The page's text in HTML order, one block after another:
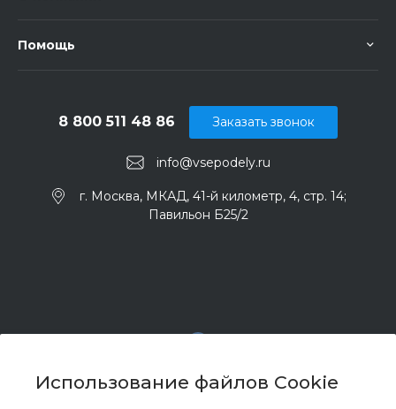
Использование файлов Cookie
Помощь
info@vsepodely.ru
8 800 511 48 86
г. Москва, МКАД, 41-й километр, 4, стр. 14;
Павильон Б25/2
Заказать звонок